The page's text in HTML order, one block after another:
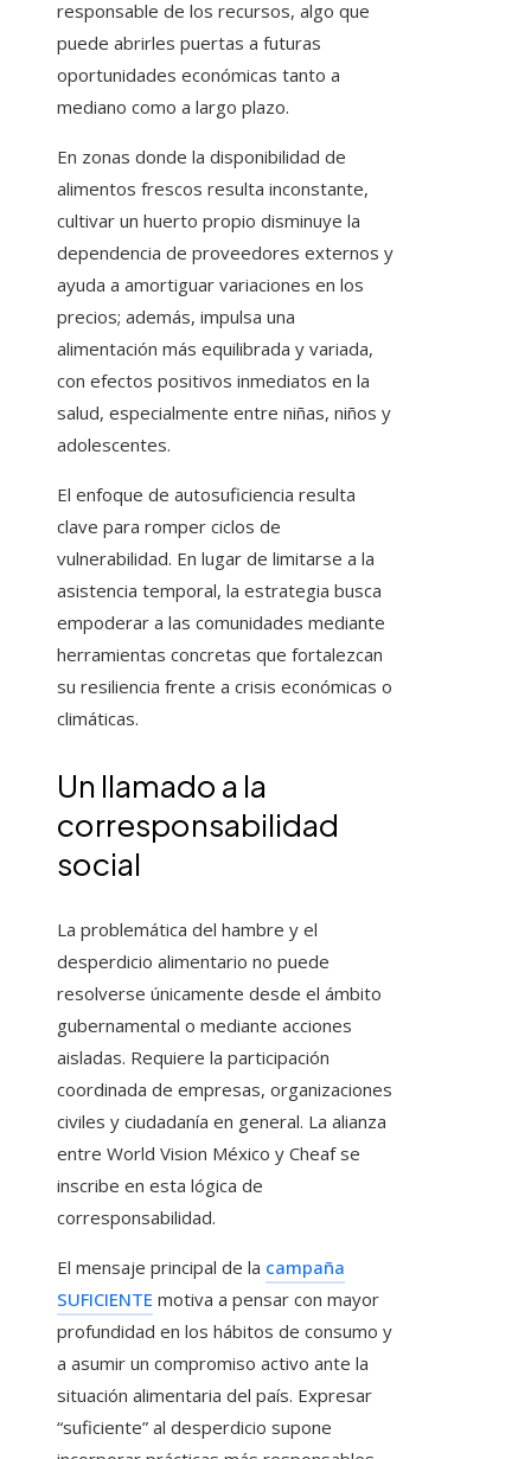
responsable de los recursos, algo que
puede abrirles puertas a futuras
oportunidades económicas tanto a
mediano como a largo plazo.
En zonas donde la disponibilidad de
alimentos frescos resulta inconstante,
cultivar un huerto propio disminuye la
dependencia de proveedores externos y
ayuda a amortiguar variaciones en los
precios; además, impulsa una
alimentación más equilibrada y variada,
con efectos positivos inmediatos en la
salud, especialmente entre niñas, niños y
adolescentes.
El enfoque de autosuficiencia resulta
clave para romper ciclos de
vulnerabilidad. En lugar de limitarse a la
asistencia temporal, la estrategia busca
empoderar a las comunidades mediante
herramientas concretas que fortalezcan
su resiliencia frente a crisis económicas o
climáticas.
Un llamado a la
corresponsabilidad
social
La problemática del hambre y el
desperdicio alimentario no puede
resolverse únicamente desde el ámbito
gubernamental o mediante acciones
aisladas. Requiere la participación
coordinada de empresas, organizaciones
civiles y ciudadanía en general. La alianza
entre World Vision México y Cheaf se
inscribe en esta lógica de
corresponsabilidad.
El mensaje principal de la campaña
SUFICIENTE motiva a pensar con mayor
profundidad en los hábitos de consumo y
a asumir un compromiso activo ante la
situación alimentaria del país. Expresar
“suficiente” al desperdicio supone